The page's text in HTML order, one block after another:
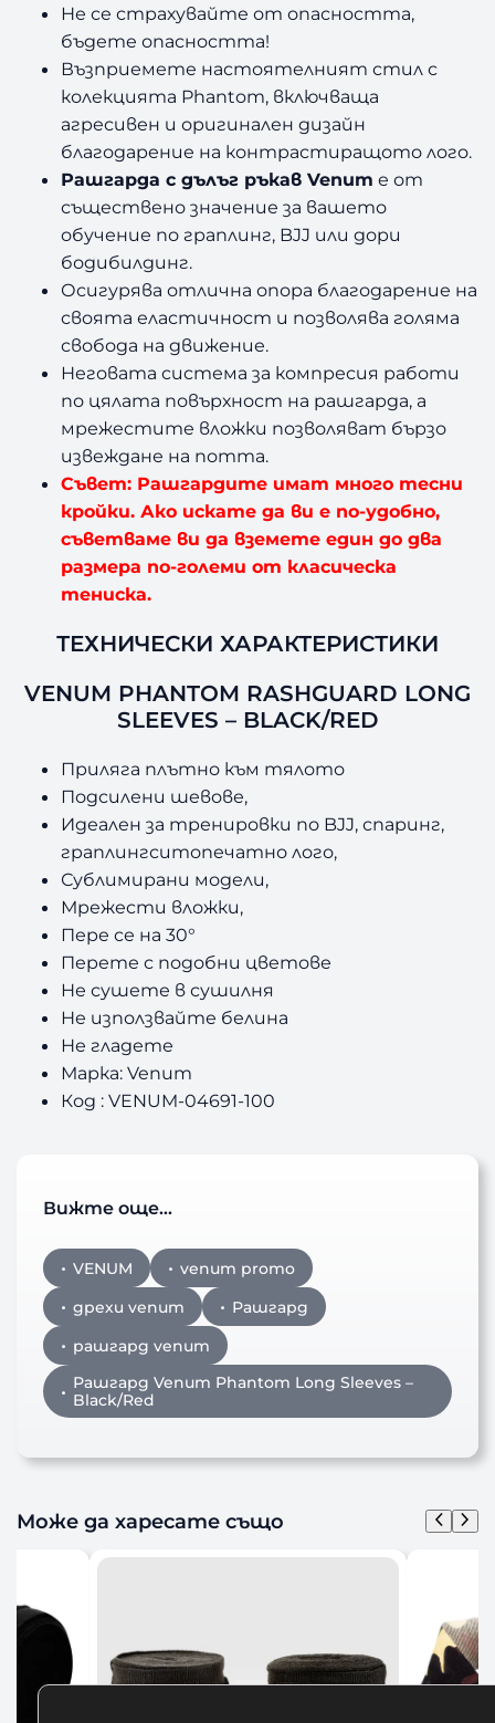
0
в
Не се страхувайте от опасността,
бъдете опасността!
Възприемете настоятелният стил с
колекцията Phantom, включваща
агресивен и оригинален дизайн
благодарение на контрастиращото лого.
Рашгарда с дълъг ръкав Venum е от
съществено значение за вашето
обучение по граплинг, BJJ или дори
бодибилдинг.
Осигурява отлична опора благодарение на
своята еластичност и позволява голяма
свобода на движение.
Неговата система за компресия работи
по цялата повърхност на рашгарда, а
мрежестите вложки позволяват бързо
извеждане на потта.
Съвет: Рашгардите имат много тесни
кройки. Ако искате да ви е по-удобно,
съветваме ви да вземете един до два
размера по-големи от класическа
тениска.
ТЕХНИЧЕСКИ ХАРАКТЕРИСТИКИ
VENUM PHANTOM RASHGUARD LONG
SLEEVES – BLACK/RED
Приляга плътно към тялото
Подсилени шевове,
Идеален за тренировки по BJJ, спаринг,
граплингситопечатно лого,
Сублимирани модели,
Мрежести вложки,
Пере се на 30°
Перете с подобни цветове
Не сушете в сушилня
Не използвайте белина
Не гладете
Марка: Venum
Код : VENUM-04691-100
Вижте още…
VENUM
venum promo
дрехи venum
Рашгард
рашгард venum
Рашгард Venum Phantom Long Sleeves –
Black/Red
Може да харесате също